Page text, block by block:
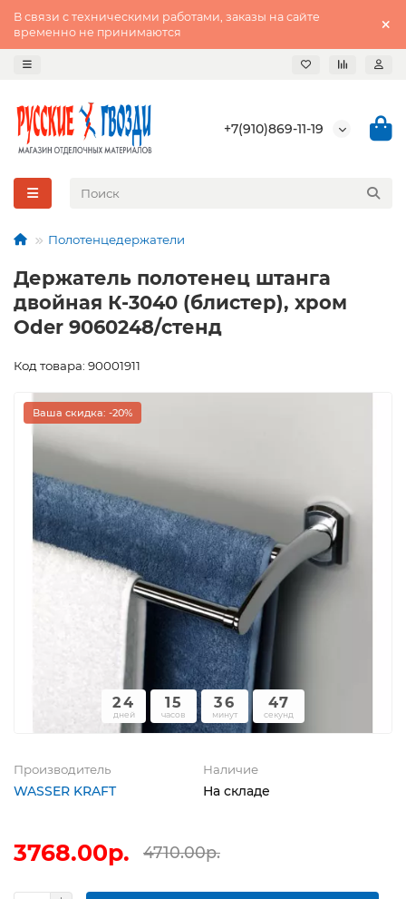
В связи с техническими работами, заказы на сайте
временно не принимаются
+7(910)869-11-19
Полотенцедержатели
Держатель полотенец штанга
двойная К-3040 (блистер), хром
Oder 9060248/стенд
Код товара: 90001911
Ваша скидка: -20%
24
дней
15
часов
36
минут
47
секунд
Производитель
WASSER KRAFT
Наличие
На складе
3768.00р. 4710.00р.